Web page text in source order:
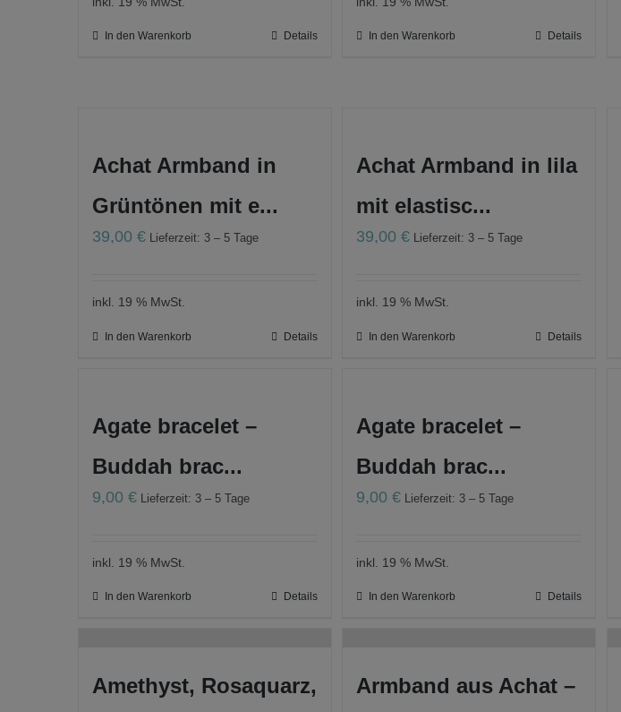
In den Warenkorb Details In den Warenkorb Details
Achat Armband in
Grüntönen mit e...
39,00 € Lieferzeit: 3 – 5 Tage
inkl. 19 % MwSt.
In den Warenkorb Details
Achat Armband in lila
mit elastisc...
39,00€ Lieferzeit: 3 – 5 Tage
inkl. 19 % MwSt.
In den Warenkorb Details
Agate bracelet –
Buddah brac...
9,00 € Lieferzeit: 3 – 5 Tage
inkl. 19 % MwSt.
In den Warenkorb Details
Agate bracelet –
Buddah brac...
9,00€ Lieferzeit: 3 – 5 Tage
inkl. 19 % MwSt.
In den Warenkorb Details
Amethyst, Rosaquarz,
Armband aus Achat –